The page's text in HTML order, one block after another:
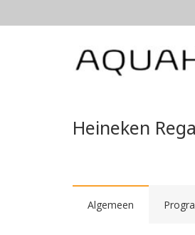
Heineken
Algemeen